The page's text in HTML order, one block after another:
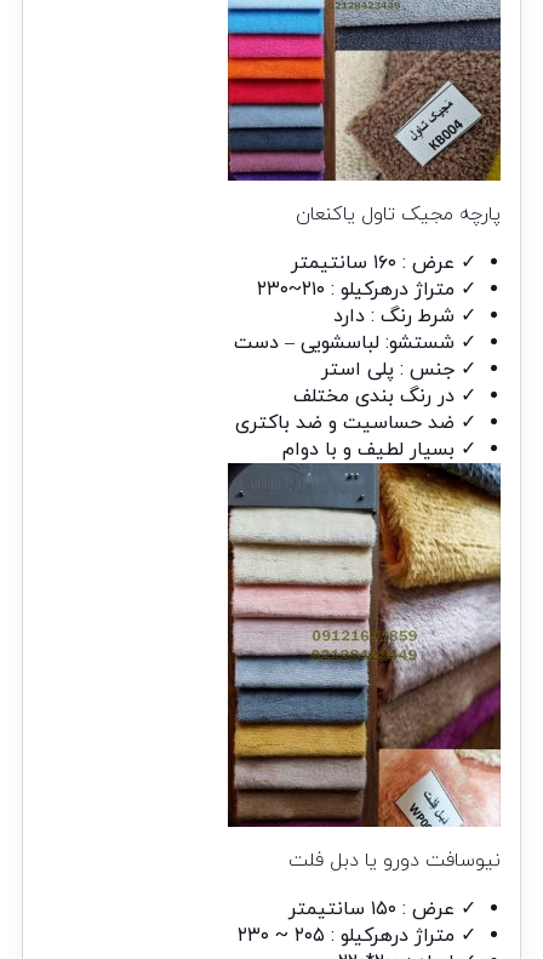
پارچه مجیک تاول یاکنعان
✓ عرض : ۱۶۰ سانتیمتر
✓ متراژ درهرکیلو : ۲۱۰~۲۳۰
✓ شرط رنگ : دارد
✓ شستشو: لباسشویی – دست
✓ جنس : پلی استر
✓ در رنگ بندی مختلف
✓ ضد حساسیت و ضد باکتری
✓ بسیار لطیف و با دوام
نیوسافت دورو یا دبل فلت
✓ عرض : ۱۵۰ سانتیمتر
✓ متراژ درهرکیلو : ۲۰۵ ~ ۲۳۰